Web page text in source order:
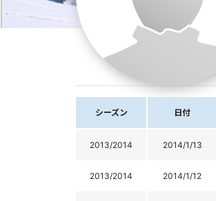
シーズン 日付
2013/2014 2014/1/13
2013/2014 2014/1/12